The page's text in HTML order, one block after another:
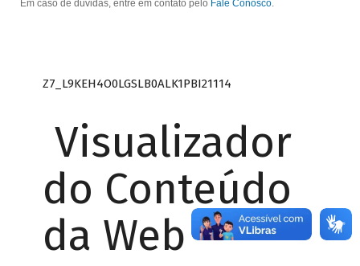
Em caso de dúvidas, entre em contato pelo Fale Conosco.
Z7_L9KEH4O0LGSLB0ALK1PBI21114
Visualizador
do Conteúdo
da Web